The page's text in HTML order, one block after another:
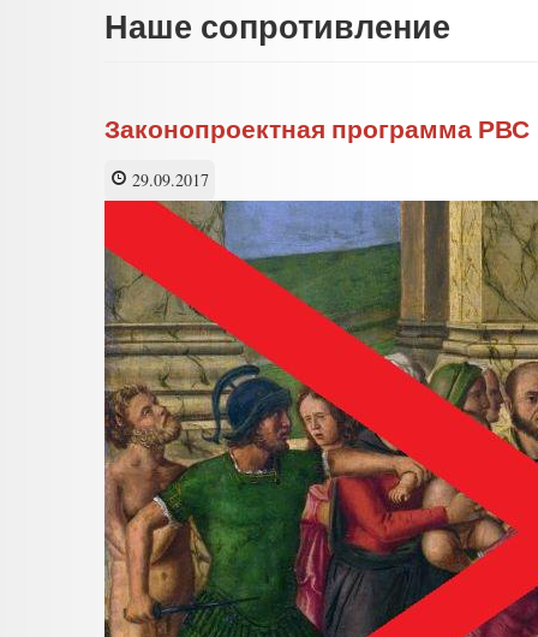
Наше сопротивление
Законопроектная программа РВС
29.09.2017